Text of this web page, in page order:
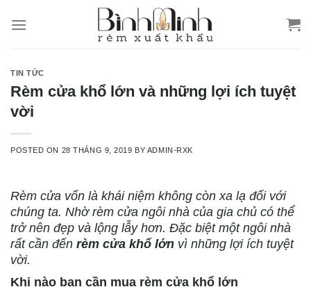
TIN TỨC
Rèm cửa khổ lớn và những lợi ích tuyệt
vời
POSTED ON 28 THÁNG 9, 2019 BY ADMIN-RXK
Rèm cửa vốn là khái niệm không còn xa lạ đối với
chúng ta. Nhờ rèm cửa ngôi nhà của gia chủ có thể
trở nên đẹp và lộng lẫy hơn. Đặc biệt một ngôi nhà
rất cần đến rèm cửa khổ lớn vì những lợi ích tuyệt
vời.
Khi nào bạn cần mua rèm cửa khổ lớn